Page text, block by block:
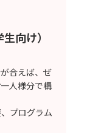
向け）
合えば、ぜ
人様分で構
プログラム